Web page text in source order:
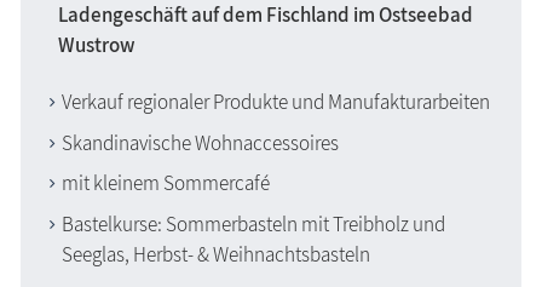
Ladengeschäft auf dem Fischland im Ostseebad
Wustrow
Verkauf regionaler Produkte und Manufakturarbeiten
Skandinavische Wohnaccessoires
mit kleinem Sommercafé
Bastelkurse: Sommerbasteln mit Treibholz und
Seeglas, Herbst- & Weihnachtsbasteln